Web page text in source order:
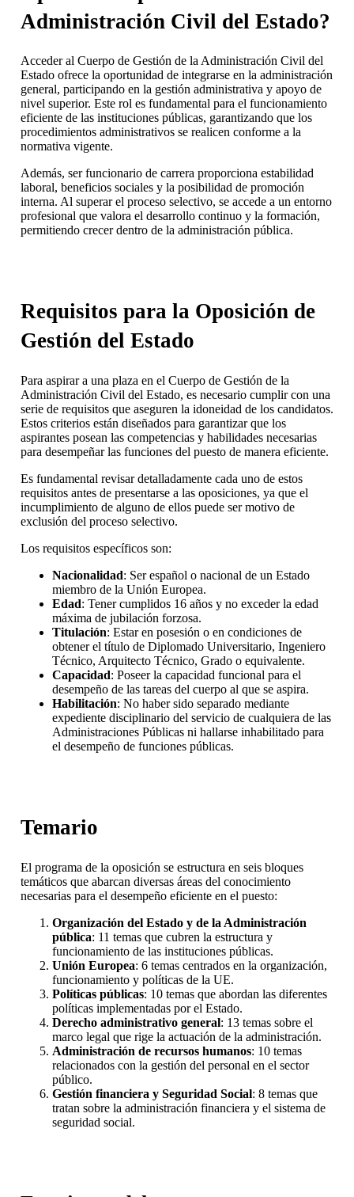
Administración Civil del Estado?
Acceder al Cuerpo de Gestión de la Administración Civil del
Estado ofrece la oportunidad de integrarse en la administración
general, participando en la gestión administrativa y apoyo de
nivel superior. Este rol es fundamental para el funcionamiento
eficiente de las instituciones públicas, garantizando que los
procedimientos administrativos se realicen conforme a la
normativa vigente.
Además, ser funcionario de carrera proporciona estabilidad
laboral, beneficios sociales y la posibilidad de promoción
interna. Al superar el proceso selectivo, se accede a un entorno
profesional que valora el desarrollo continuo y la formación,
permitiendo crecer dentro de la administración pública.
Requisitos para la Oposición de
Gestión del Estado
Para aspirar a una plaza en el Cuerpo de Gestión de la
Administración Civil del Estado, es necesario cumplir con una
serie de requisitos que aseguren la idoneidad de los candidatos.
Estos criterios están diseñados para garantizar que los
aspirantes posean las competencias y habilidades necesarias
para desempeñar las funciones del puesto de manera eficiente.
Es fundamental revisar detalladamente cada uno de estos
requisitos antes de presentarse a las oposiciones, ya que el
incumplimiento de alguno de ellos puede ser motivo de
exclusión del proceso selectivo.
Los requisitos específicos son:
Nacionalidad: Ser español o nacional de un Estado
miembro de la Unión Europea.
Edad: Tener cumplidos 16 años y no exceder la edad
máxima de jubilación forzosa.
Titulación: Estar en posesión o en condiciones de
obtener el título de Diplomado Universitario, Ingeniero
Técnico, Arquitecto Técnico, Grado o equivalente.
Capacidad: Poseer la capacidad funcional para el
desempeño de las tareas del cuerpo al que se aspira.
Habilitación: No haber sido separado mediante
expediente disciplinario del servicio de cualquiera de las
Administraciones Públicas ni hallarse inhabilitado para
el desempeño de funciones públicas.
Temario
El programa de la oposición se estructura en seis bloques
temáticos que abarcan diversas áreas del conocimiento
necesarias para el desempeño eficiente en el puesto:
Organización del Estado y de la Administración
pública: 11 temas que cubren la estructura y
funcionamiento de las instituciones públicas.
Unión Europea: 6 temas centrados en la organización,
funcionamiento y políticas de la UE.
Políticas públicas: 10 temas que abordan las diferentes
políticas implementadas por el Estado.
Derecho administrativo general: 13 temas sobre el
marco legal que rige la actuación de la administración.
Administración de recursos humanos: 10 temas
relacionados con la gestión del personal en el sector
público.
Gestión financiera y Seguridad Social: 8 temas que
tratan sobre la administración financiera y el sistema de
seguridad social.